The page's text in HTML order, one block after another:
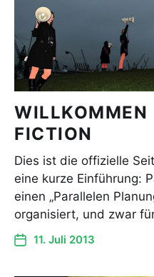
WILLKOMMEN
FICTION
Dies ist die offizielle
eine kurze Einführung:
einen „Parallelen
organisiert, und zwar
11. Juli 2013